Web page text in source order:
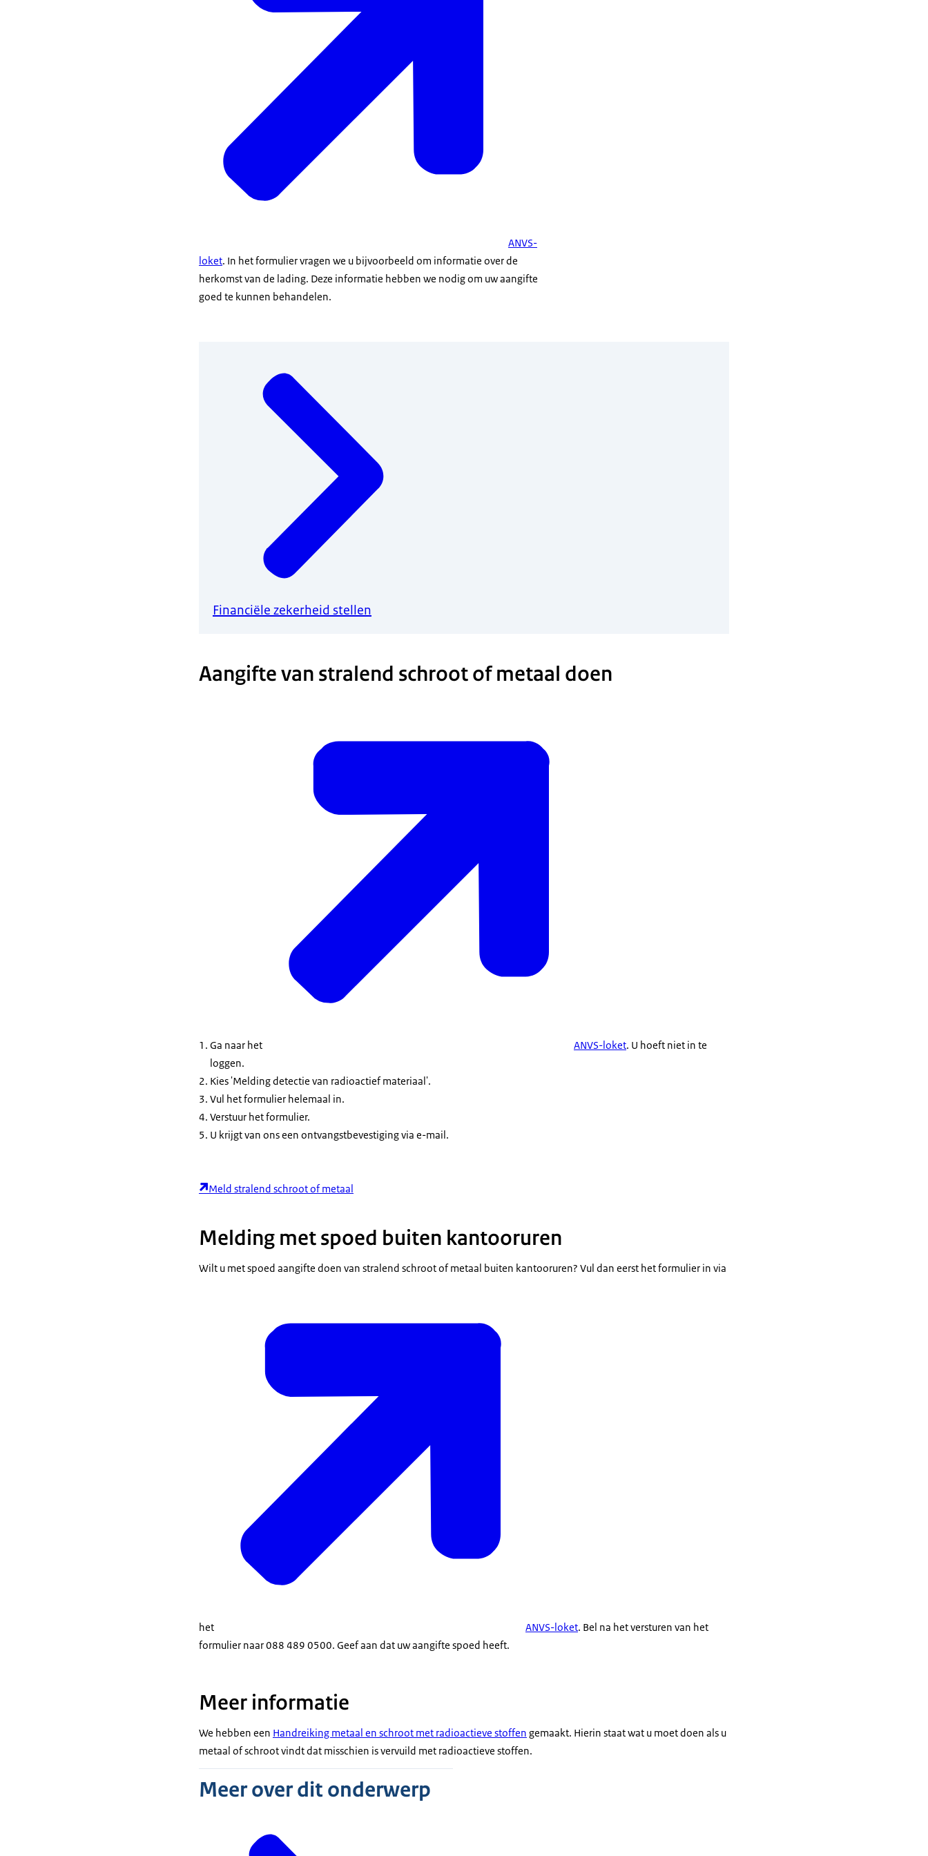
ANVS-
loket. In het formulier vragen we u bijvoorbeeld om informatie over de
herkomst van de lading. Deze informatie hebben we nodig om uw aangifte
goed te kunnen behandelen.
Financiële zekerheid stellen
Aangifte van stralend schroot of metaal doen
Ga naar het ANVS-loket. U hoeft niet in te
loggen.
Kies 'Melding detectie van radioactief materiaal'.
Vul het formulier helemaal in.
Verstuur het formulier.
U krijgt van ons een ontvangstbevestiging via e-mail.
Meld stralend schroot of metaal
Melding met spoed buiten kantooruren
Wilt u met spoed aangifte doen van stralend schroot of metaal buiten kantooruren? Vul dan eerst het formulier in via
het ANVS-loket. Bel na het versturen van het
formulier naar 088 489 0500. Geef aan dat uw aangifte spoed heeft.
Meer informatie
We hebben een Handreiking metaal en schroot met radioactieve stoffen gemaakt. Hierin staat wat u moet doen als u
metaal of schroot vindt dat misschien is vervuild met radioactieve stoffen.
Meer over dit onderwerp